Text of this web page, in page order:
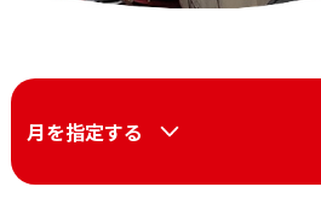
月を指定する